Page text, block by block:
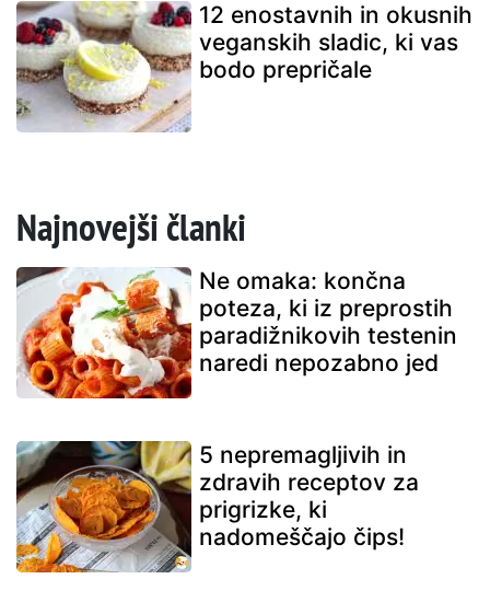
12 enostavnih in okusnih
veganskih sladic, ki vas
bodo prepričale
Najnovejši članki
Ne omaka: končna
poteza, ki iz preprostih
paradižnikovih testenin
naredi nepozabno jed
5 nepremagljivih in
zdravih receptov za
prigrizke, ki
nadomeščajo čips!